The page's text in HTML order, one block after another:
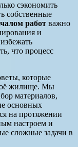
сэкономить
собственные
работ важно
и
что процесс
которые
жилище. Мы
материалов,
основных
на протяжении
настроем и
сложные задачи в